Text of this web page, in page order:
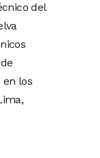
del
los